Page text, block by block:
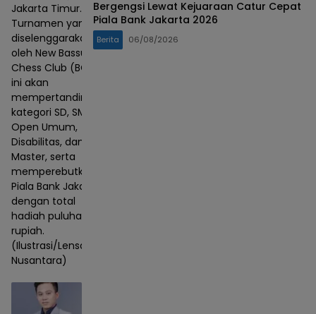
Jakarta Timur.
Turnamen yang
diselenggarakan
oleh New Bassura
Chess Club (BCC)
ini akan
mempertandingkan
kategori SD, SMP,
Open Umum,
Disabilitas, dan
Master, serta
memperebutkan
Piala Bank Jakarta
dengan total
hadiah puluhan juta
rupiah.
(Ilustrasi/Lensa
Nusantara)
Bergengsi Lewat Kejuaraan Catur Cepat
Piala Bank Jakarta 2026
Berita 06/08/2026